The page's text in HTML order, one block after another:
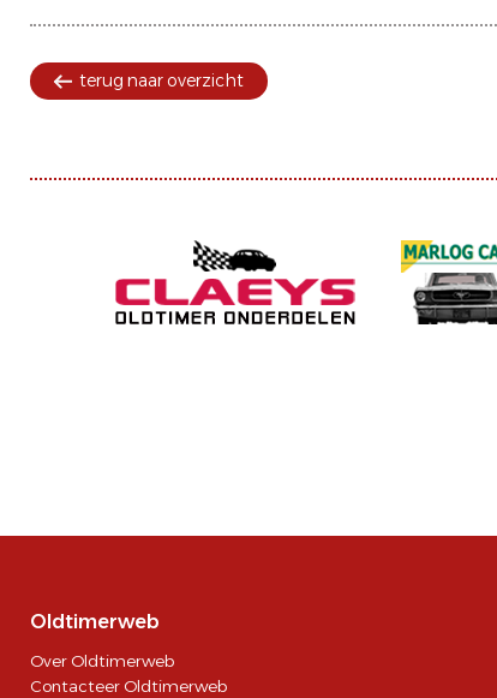
terug naar overzicht
Oldtimerweb
Over Oldtimerweb
Contacteer Oldtimerweb